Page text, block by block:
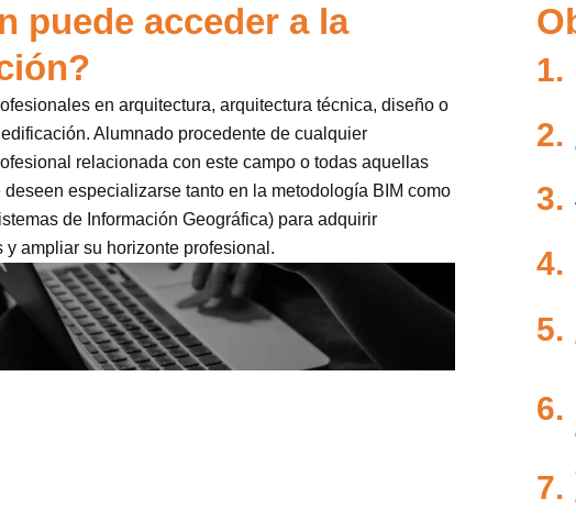
puede acceder a la
en arquitectura, arquitectura técnica, diseño o
Alumnado procedente de cualquier
relacionada con este campo o todas aquellas
deseen especializarse tanto en la metodología BIM como
de Información Geográfica) para adquirir
y ampliar su horizonte profesional.
1.
2.
3.
4.
5.
6.
7.